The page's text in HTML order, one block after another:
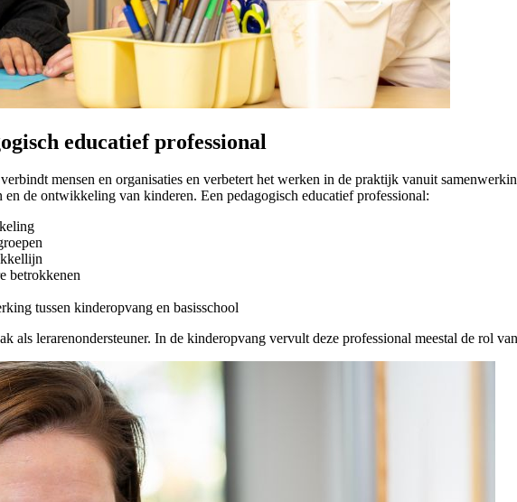
educatief professional
mensen en organisaties en verbetert het werken in de praktijk vanuit
en de ontwikkeling van kinderen. Een pedagogisch educatief professional:
betrokkenen
tussen kinderopvang en basisschool
als lerarenondersteuner. In de kinderopvang vervult deze professional meestal de rol